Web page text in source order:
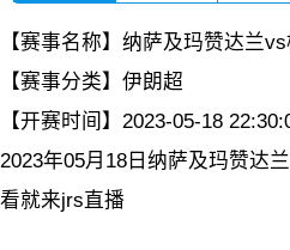
【赛事名称】 纳萨及玛赞达兰
【赛事分类】 伊朗超
【开赛时间】 2023-05-18
2023年05月18日纳萨及玛赞达
看就来jrs直播